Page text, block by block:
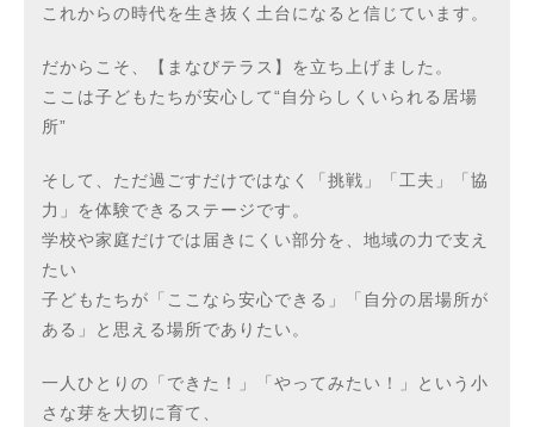
これからの時代を生き抜く土台になると信じています。
だからこそ、【まなびテラス】を立ち上げました。
ここは子どもたちが安心して“自分らしくいられる居場
所”
そして、ただ過ごすだけではなく「挑戦」「工夫」「協
力」を体験できるステージです。
学校や家庭だけでは届きにくい部分を、地域の力で支え
たい
子どもたちが「ここなら安心できる」「自分の居場所が
ある」と思える場所でありたい。
一人ひとりの「できた！」「やってみたい！」という小
さな芽を大切に育て、